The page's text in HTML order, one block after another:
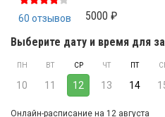
60 отзывов
5000 ₽
Выберите дату и время для
ПН
10
ВТ
11
СР
12
ЧТ
13
ПТ
14
Онлайн-расписание на 12 августа